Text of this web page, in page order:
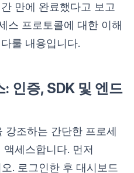
만에 완료했다고 보고
스 프로토콜에 대한 이해
룰 내용입니다.
인증, SDK 및 엔드
강조하는 간단한 프로세
세스합니다. 먼저
. 로그인한 후 대시보드